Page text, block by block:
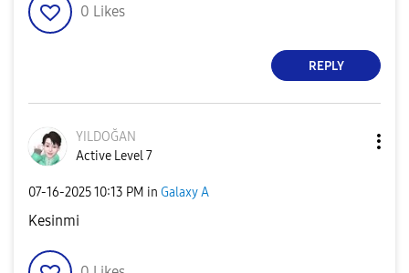
0 Likes
REPLY
YILDOĞAN
Active Level 7
‎07-16-202510:13 PM in Galaxy A
Kesinmi